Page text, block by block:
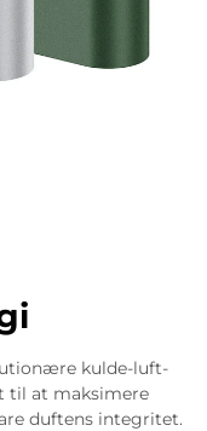
kulde-luft-
til at maksimere
duftens integritet.